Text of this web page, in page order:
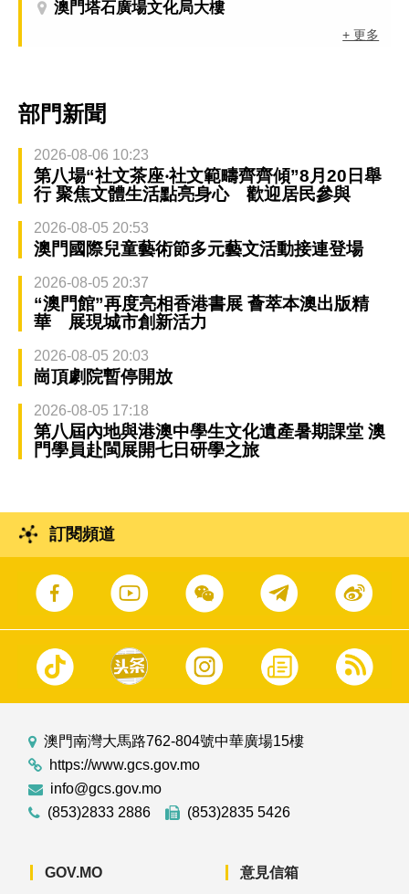
澳門塔石廣場文化局大樓
+ 更多
部門新聞
2026-08-06 10:23
第八場“社文茶座‧社文範疇齊齊傾”8月20日舉
行 聚焦文體生活點亮身心 歡迎居民參與
2026-08-05 20:53
澳門國際兒童藝術節多元藝文活動接連登場
2026-08-05 20:37
“澳門館”再度亮相香港書展 薈萃本澳出版精
華 展現城市創新活力
2026-08-05 20:03
崗頂劇院暫停開放
2026-08-05 17:18
第八屆內地與港澳中學生文化遺產暑期課堂 澳
門學員赴閩展開七日研學之旅
訂閱頻道
澳門南灣大馬路762-804號中華廣場15樓
https://www.gcs.gov.mo
info@gcs.gov.mo
(853)2833 2886
(853)2835 5426
GOV.MO 意見信箱